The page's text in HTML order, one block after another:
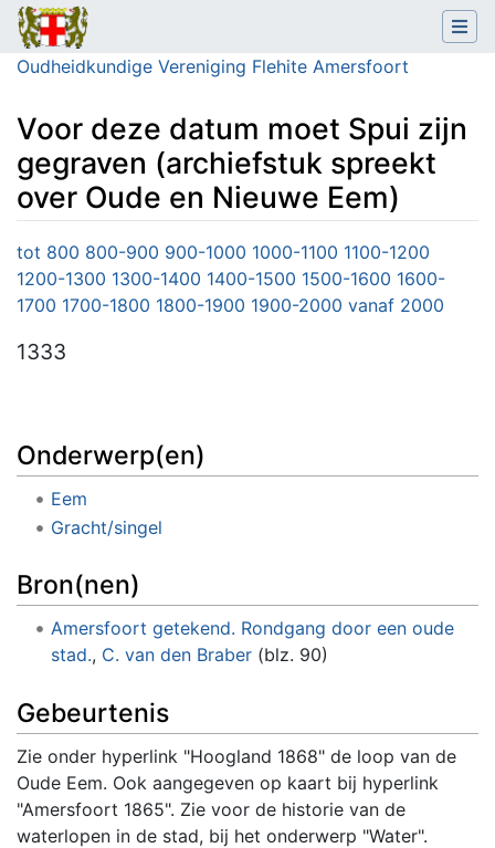
Oudheidkundige Vereniging Flehite Amersfoort
Voor deze datum moet Spui zijn
gegraven (archiefstuk spreekt
over Oude en Nieuwe Eem)
Ga naar: navigatie ,zoeken
tot 800 800-900 900-1000 1000-1100 1100-1200
1200-1300 1300-1400 1400-1500 1500-1600 1600-
1700 1700-1800 1800-1900 1900-2000 vanaf 2000
1333
Onderwerp(en)
Eem
Gracht/singel
Bron(nen)
Amersfoort getekend. Rondgang door een oude
stad., C. van den Braber(blz. 90)
Gebeurtenis
Zie onder hyperlink "Hoogland 1868" de loop van de
Oude Eem. Ook aangegeven op kaart bij hyperlink
"Amersfoort 1865". Zie voor de historie van de
waterlopen in de stad, bij het onderwerp "Water".